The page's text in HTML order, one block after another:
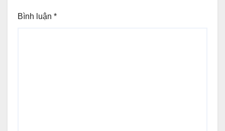
Bình luận *